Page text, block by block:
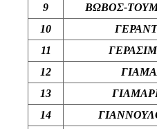
9
ΒΩΒΟΣ-
10
11
12
13
14